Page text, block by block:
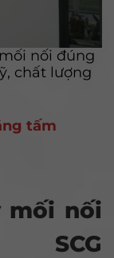
nối đúng
chất lượng
tấm
mối nối
SCG